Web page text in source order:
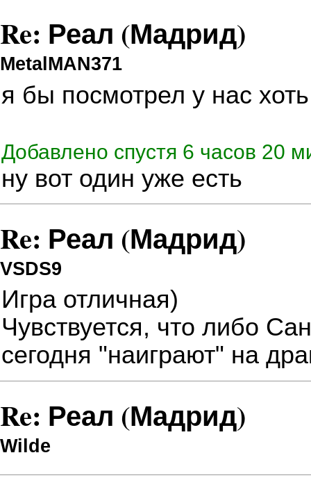
Re: Реал (Мадрид)
MetalMAN371
я бы посмотрел у нас
Добавлено спустя 6 часов 20
ну вот один уже есть
Re: Реал (Мадрид)
VSDS9
Игра отличная)
Чувствуется, что либо
сегодня "наиграют" на
Re: Реал (Мадрид)
Wilde